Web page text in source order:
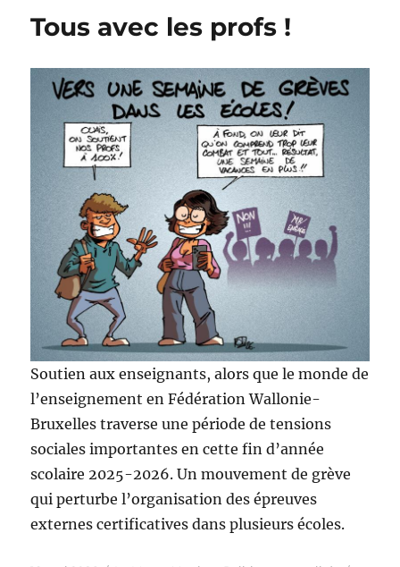
Theux
Tous avec les profs !
Soutien aux enseignants, alors que le monde de
l’enseignement en Fédération Wallonie-
Bruxelles traverse une période de tensions
sociales importantes en cette fin d’année
scolaire 2025-2026. Un mouvement de grève
qui perturbe l’organisation des épreuves
externes certificatives dans plusieurs écoles.